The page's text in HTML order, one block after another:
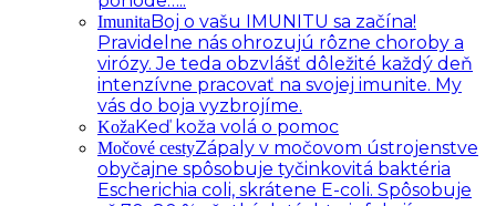
ImunitaBoj o vašu IMUNITU sa začína!
Pravidelne nás ohrozujú rôzne choroby a
virózy. Je teda obzvlášť dôležité každý deň
intenzívne pracovať na svojej imunite. My
vás do boja vyzbrojíme.
KožaKeď koža volá o pomoc
Močové cestyZápaly v močovom ústrojenstve
obyčajne spôsobuje tyčinkovitá baktéria
Escherichia coli, skrátene E-coli. Spôsobuje